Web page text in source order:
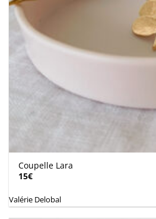
Coupelle Lara
15€
Valérie Delobal